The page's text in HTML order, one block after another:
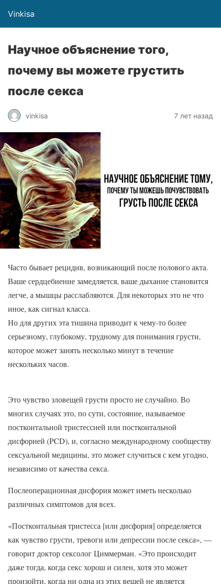
Vinkisa
Научное объяснение того,
почему вы можете грустить
после секса
vinkisa 7 лет назад
Часто бывает рецидив, возникающий после полового акта.
Ваше сердцебиение замедляется, ваше дыхание становится
легче, а мышцы расслабляются. Для некоторых это не что
иное, как сигнал класса.
Но для других эта тишина приводит к чему-то более
серьезному, глубокому, трудному для понимания грусти,
которое может занять несколько минут в течение
нескольких часов.
Это чувство зловещей грусти просто не случайно. Во
многих случаях это, по сути, состояние, называемое
посткоитальной тристессией или посткоитальной
дисфорией (PCD), и, согласно международному сообществу
сексуальной медицины, это может случиться с кем угодно,
независимо от качества секса.
Послеоперационная дисфория может иметь несколько
различных симптомов для всех.
«Посткоитальная тристесса [или дисфория] определяется
как чувство грусти, тревоги или депрессии после секса», —
говорит доктор сексолог Циммерман. «Это происходит
даже тогда, когда секс хорош и силен, хотя это может
произойти, когда ни одна из этих вещей не является